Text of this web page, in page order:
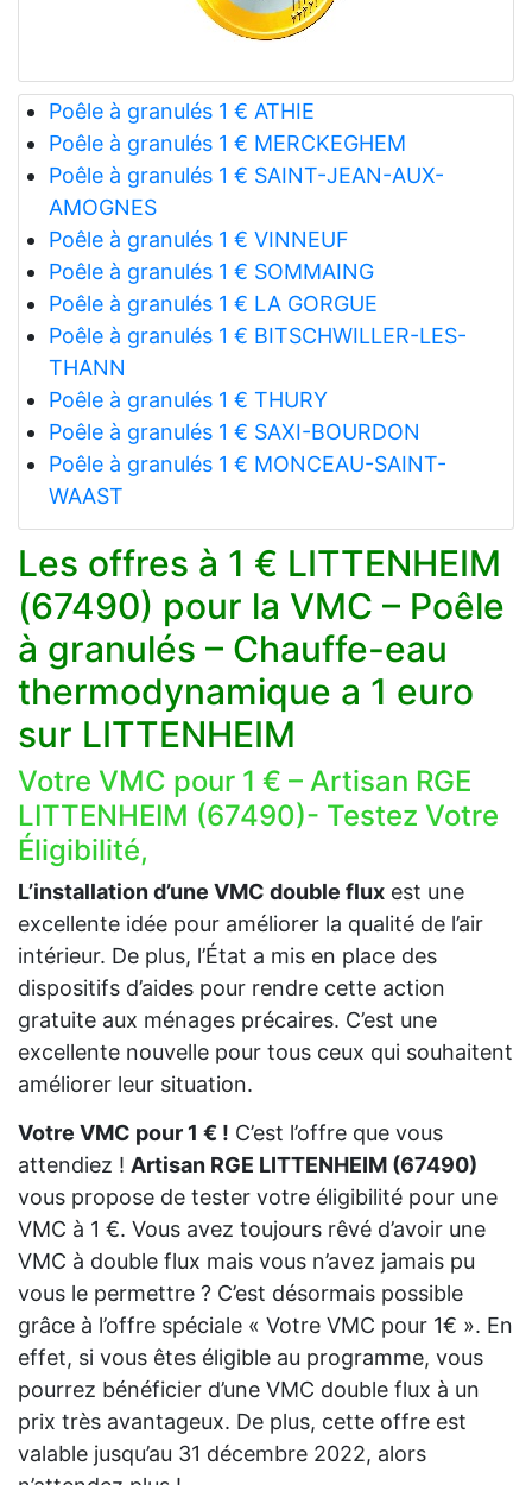
Poêle à granulés 1 € ATHIE
Poêle à granulés 1 € MERCKEGHEM
Poêle à granulés 1 € SAINT-JEAN-AUX-
AMOGNES
Poêle à granulés 1 € VINNEUF
Poêle à granulés 1 € SOMMAING
Poêle à granulés 1 € LA GORGUE
Poêle à granulés 1 € BITSCHWILLER-LES-
THANN
Poêle à granulés 1 € THURY
Poêle à granulés 1 € SAXI-BOURDON
Poêle à granulés 1 € MONCEAU-SAINT-
WAAST
Les offres à 1 € LITTENHEIM
(67490) pour la VMC – Poêle
à granulés – Chauffe-eau
thermodynamique a 1 euro
sur LITTENHEIM
Votre VMC pour 1 € – Artisan RGE
LITTENHEIM (67490)- Testez Votre
Éligibilité,
L’installation d’une VMC double flux est une
excellente idée pour améliorer la qualité de l’air
intérieur. De plus, l’État a mis en place des
dispositifs d’aides pour rendre cette action
gratuite aux ménages précaires. C’est une
excellente nouvelle pour tous ceux qui souhaitent
améliorer leur situation.
Votre VMC pour 1 € ! C’est l’offre que vous
attendiez ! Artisan RGE LITTENHEIM (67490)
vous propose de tester votre éligibilité pour une
VMC à 1 €. Vous avez toujours rêvé d’avoir une
VMC à double flux mais vous n’avez jamais pu
vous le permettre ? C’est désormais possible
grâce à l’offre spéciale « Votre VMC pour 1€ ». En
effet, si vous êtes éligible au programme, vous
pourrez bénéficier d’une VMC double flux à un
prix très avantageux. De plus, cette offre est
valable jusqu’au 31 décembre 2022, alors